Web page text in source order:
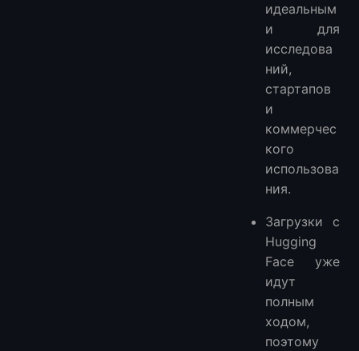
идеальным
и для
исследова
ний,
стартапов
и
коммерчес
кого
использова
ния.
Загрузки с
Hugging
Face уже
идут
полным
ходом,
поэтому